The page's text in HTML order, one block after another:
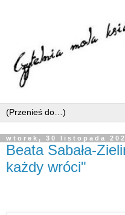
wtorek, 30 listopada
Beata Sabała-
każdy wróci"